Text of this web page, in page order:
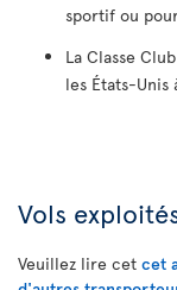
sportif ou
La Classe
les États-Unis
Vols
Veuillez lire cet cet